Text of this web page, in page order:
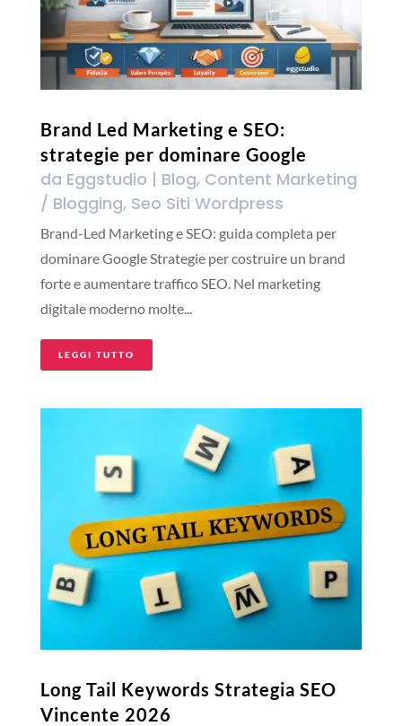
Brand Led Marketing e SEO:
strategie per dominare Google
da Eggstudio | Blog, Content Marketing
/ Blogging, Seo Siti Wordpress
Brand-Led Marketing e SEO: guida completa per
dominare Google Strategie per costruire un brand
forte e aumentare traffico SEO. Nel marketing
digitale moderno molte...
LEGGI TUTTO
Long Tail Keywords Strategia SEO
Vincente 2026